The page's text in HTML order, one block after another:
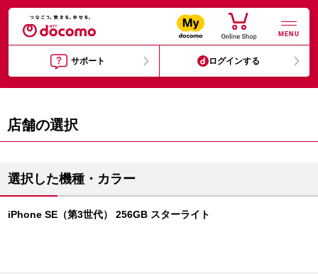
MENU
サポート ログインする
店舗の選択
選択した機種・カラー
iPhone SE（第3世代） 256GB スターライト